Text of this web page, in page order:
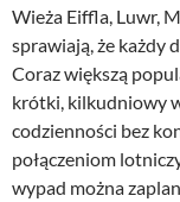
Wieża Eiffla, Luwr,
sprawiają, że każdy
Coraz większą
krótki, kilkudniowy
codzienności bez
połączeniom
wypad można